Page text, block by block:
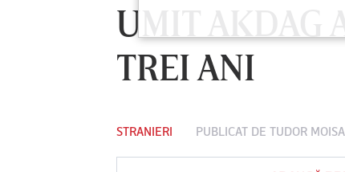
UMIT AKDAG
TREI ANI
STRANIERI PUBLICAT DE TUDOR MOISA
LUNI 10 AUG, 18:30 LUNI 10 AUG,